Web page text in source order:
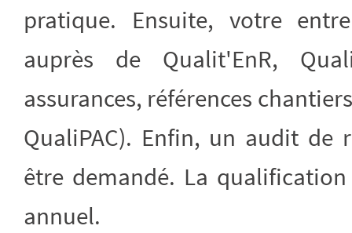
pratique. Ensuite, votre
auprès de Qualit'EnR,
assurances, références
QualiPAC). Enfin, un audit
être demandé. La
annuel.